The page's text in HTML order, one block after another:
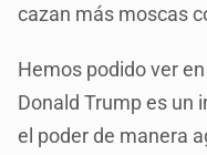
cazan más moscas
Hemos podido ver
Donald Trump es un
el poder de manera